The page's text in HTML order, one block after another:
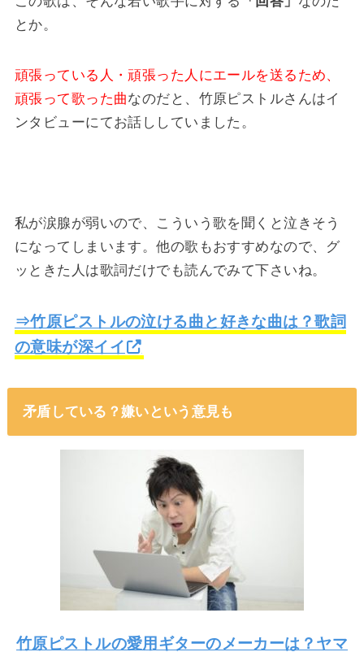
とか。
頑張っている人・頑張った人にエールを送るため、
頑張って歌った曲なのだと、竹原ピストルさんはイ
ンタビューにてお話ししていました。
私が涙腺が弱いので、こういう歌を聞くと泣きそう
になってしまいます。他の歌もおすすめなので、グ
ッときた人は歌詞だけでも読んでみて下さいね。
⇒竹原ピストルの泣ける曲と好きな曲は？歌詞
の意味が深イイ
矛盾している？嫌いという意見も
竹原ピストルの愛用ギターのメーカーは？ヤマ